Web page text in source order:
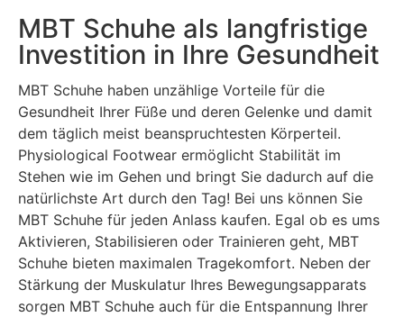
MBT Schuhe als langfristige
Investition in Ihre Gesundheit
MBT Schuhe haben unzählige Vorteile für die
Gesundheit Ihrer Füße und deren Gelenke und damit
dem täglich meist beanspruchtesten Körperteil.
Physiological Footwear ermöglicht Stabilität im
Stehen wie im Gehen und bringt Sie dadurch auf die
natürlichste Art durch den Tag! Bei uns können Sie
MBT Schuhe für jeden Anlass kaufen. Egal ob es ums
Aktivieren, Stabilisieren oder Trainieren geht, MBT
Schuhe bieten maximalen Tragekomfort. Neben der
Stärkung der Muskulatur Ihres Bewegungsapparats
sorgen MBT Schuhe auch für die Entspannung Ihrer